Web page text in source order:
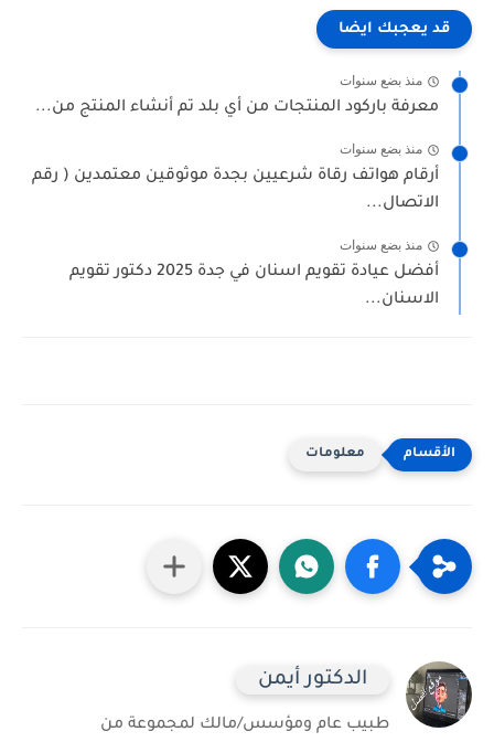
قد يعجبك ايضا
منذ بضع سنوات
معرفة باركود المنتجات من أي بلد تم أنشاء المنتج من...
منذ بضع سنوات
أرقام هواتف رقاة شرعيين بجدة موثوقين معتمدين ( رقم
الاتصال...
منذ بضع سنوات
أفضل عيادة تقويم اسنان في جدة 2025 دكتور تقويم
الاسنان...
معلومات
الدكتور أيمن
طبيب عام ومؤسس/مالك لمجموعة من